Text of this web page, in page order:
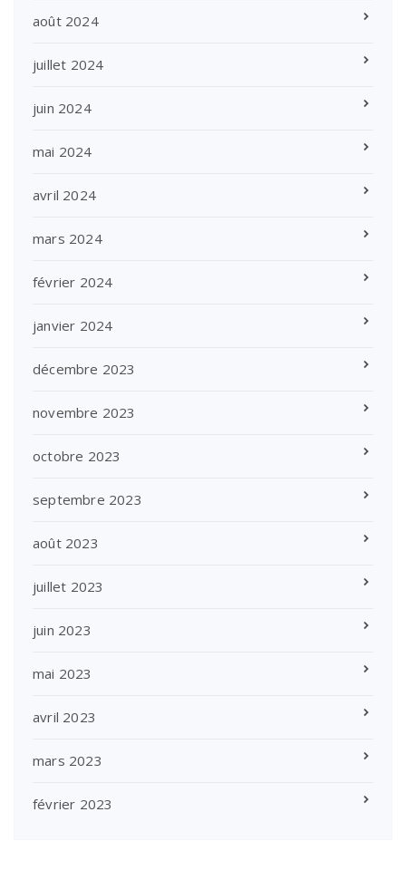
août 2024
juillet 2024
juin 2024
mai 2024
avril 2024
mars 2024
février 2024
janvier 2024
décembre 2023
novembre 2023
octobre 2023
septembre 2023
août 2023
juillet 2023
juin 2023
mai 2023
avril 2023
mars 2023
février 2023